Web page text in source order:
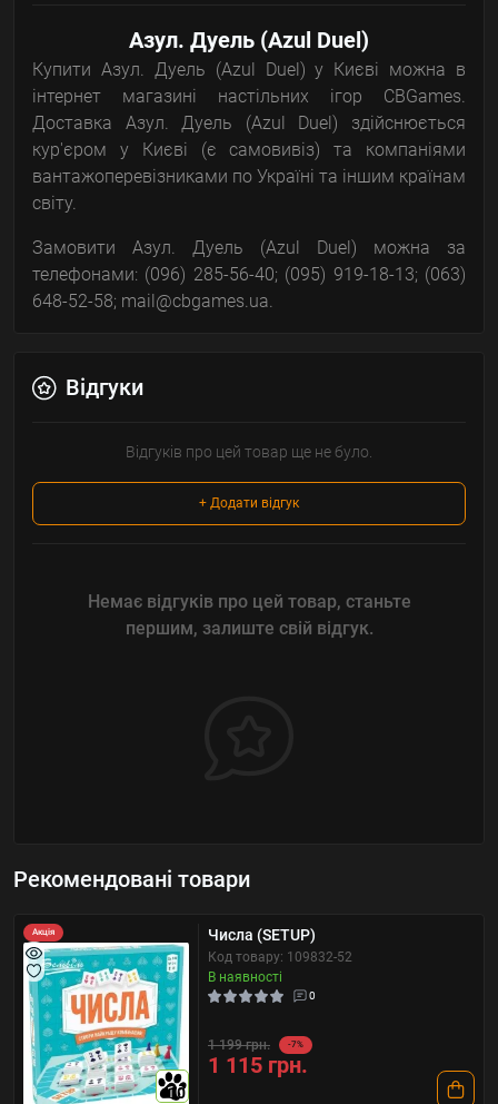
Азул. Дуель (Azul Duel)
Купити Азул. Дуель (Azul Duel) у Києві можна в
інтернет магазині настільних ігор CBGames.
Доставка Азул. Дуель (Azul Duel) здійснюється
кур'єром у Києві (є самовивіз) та компаніями
вантажоперевізниками по Україні та іншим країнам
світу.
Замовити Азул. Дуель (Azul Duel) можна за
телефонами: (096) 285-56-40; (095) 919-18-13; (063)
648-52-58; mail@cbgames.ua.
Відгуки
Відгуків про цей товар ще не було.
+ Додати відгук
Немає відгуків про цей товар, станьте
першим, залиште свій відгук.
Рекомендовані товари
Акція
10
Числа (SETUP)
Код товару: 109832-52
В наявності
0
1 199 грн. -7%
1 115 грн.